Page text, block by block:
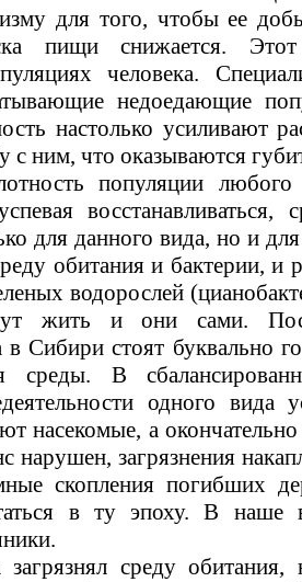
для того, чтобы ее
пищи снижается.
человека.
недоедающие
настолько усиливают
с ним, что оказываются
популяции
восстанавливаться,
для данного вида, но и
обитания и бактерии, и
водорослей
жить и они сами.
в Сибири стоят буквально
среды. В
одного вида
насекомые, а
нарушен, загрязнения
скопления погибших
в ту эпоху. В
загрязнял среду